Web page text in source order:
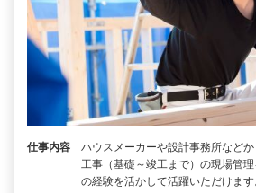
仕事内容
ハウスメーカーや設計事務所など
工事（基礎～竣工まで）の現場管
の経験を活かして活躍いただけま